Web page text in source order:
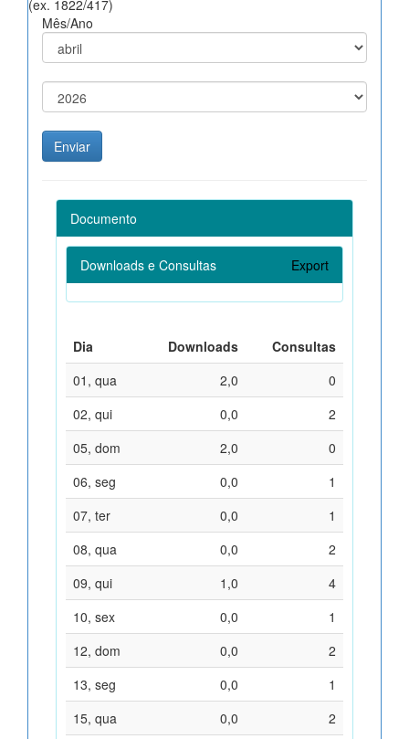
(ex. 1822/417)
Mês/Ano
Documento
Downloads e Consultas Export
Dia Downloads
Consultas
01, qua
2,0
0
02, qui
0,0
2
05, dom
2,0
0
06, seg
0,0
1
07, ter
0,0
1
08, qua
0,0
2
09, qui
1,0
4
10, sex
0,0
1
12, dom
0,0
2
13, seg
0,0
1
15, qua
0,0
2